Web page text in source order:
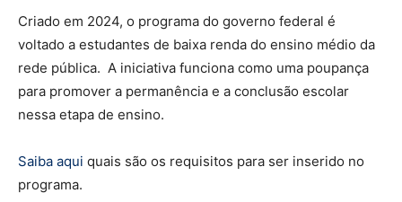
Criado em 2024, o programa do governo federal é
voltado a estudantes de baixa renda do ensino médio da
rede pública. A iniciativa funciona como uma poupança
para promover a permanência e a conclusão escolar
nessa etapa de ensino.
Saiba aqui quais são os requisitos para ser inserido no
programa.